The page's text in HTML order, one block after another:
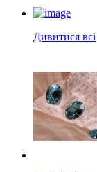
Дивитися всі